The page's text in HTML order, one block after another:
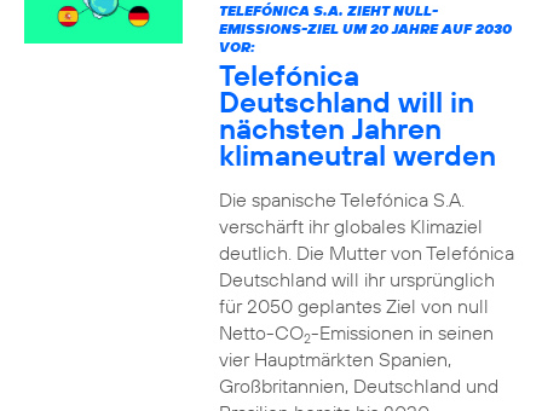
TELEFÓNICA S.A. ZIEHT NULL-
EMISSIONS-ZIEL UM 20 JAHRE AUF 2030
VOR:
Telefónica
Deutschland will in
nächsten Jahren
klimaneutral werden
Die spanische Telefónica S.A.
verschärft ihr globales Klimaziel
deutlich. Die Mutter von Telefónica
Deutschland will ihr ursprünglich
für 2050 geplantes Ziel von null
Netto-CO2-Emissionen in seinen
vier Hauptmärkten Spanien,
Großbritannien, Deutschland und